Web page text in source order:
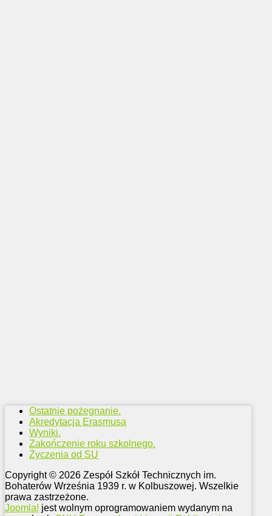
Ostatnie pożegnanie.
Akredytacja Erasmusa
Wyniki.
Zakończenie roku szkolnego.
Życzenia od SU
Copyright © 2026 Zespół Szkół Technicznych im.
Bohaterów Września 1939 r. w Kolbuszowej. Wszelkie
prawa zastrzeżone.
Joomla! jest wolnym oprogramowaniem wydanym na